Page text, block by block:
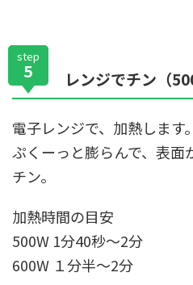
step
5 レンジでチン（
電子レンジで、加熱します。
ぷくーっと膨らんで、表面
チン。
加熱時間の目安
500W 1分40秒〜2分
600W １分半〜2分